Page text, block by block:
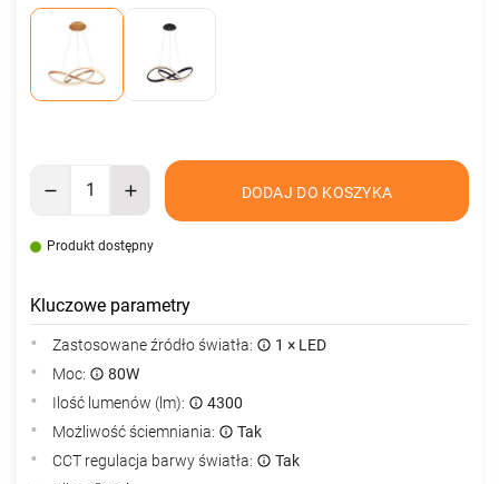
DODAJ DO KOSZYKA
Produkt dostępny
Kluczowe parametry
Zastosowane źródło światła:
1 × LED
Moc:
80W
Ilość lumenów (lm):
4300
Możliwość ściemniania:
Tak
CCT regulacja barwy światła:
Tak